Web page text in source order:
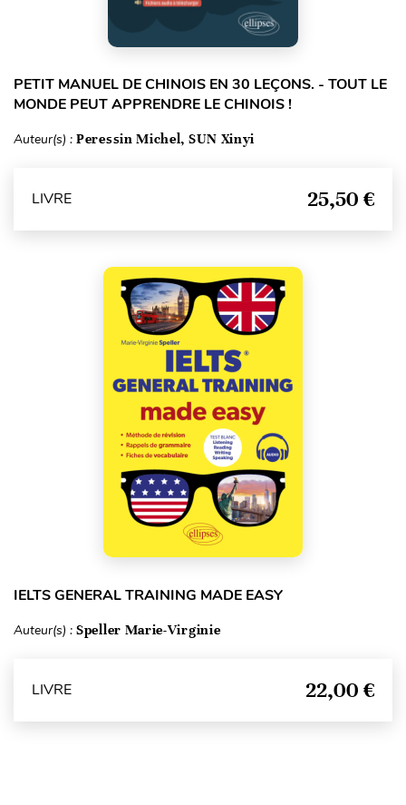
PETIT MANUEL DE CHINOIS EN 30 LEÇONS. - TOUT LE
MONDE PEUT APPRENDRE LE CHINOIS !
Auteur(s) : Peressin Michel, SUN Xinyi
LIVRE 25,50 €
IELTS GENERAL TRAINING MADE EASY
Auteur(s) : Speller Marie-Virginie
LIVRE 22,00 €